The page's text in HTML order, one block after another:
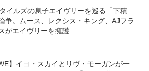
イルズの息子エイヴリーを巡る「下積
争。ムース、レクシス・キング、AJフラ
がエイヴリーを擁護
】イヨ・スカイとリヴ・モーガンが一